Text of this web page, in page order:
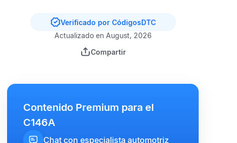
Verificado por CódigosDTC
Actualizado en August, 2026
Compartir
Contenido Premium para el
C146A
Chat con especialista automotriz